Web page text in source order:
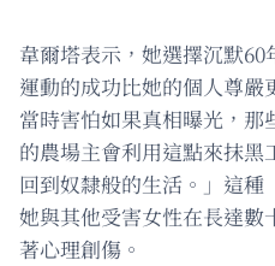
韋爾塔表示，她選擇沉默
運動的成功比她的個人尊嚴
當時害怕如果真相曝光，那
的農場主會利用這點來抹黑
回到奴隸般的生活。」這
她與其他受害女性在長達數
著心理創傷。